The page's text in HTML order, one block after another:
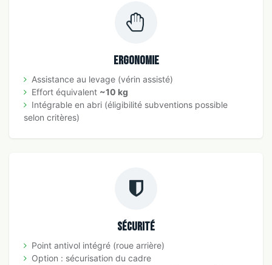
Ergonomie
Assistance au levage (vérin assisté)
Effort équivalent ~10 kg
Intégrable en abri (éligibilité subventions possible
selon critères)
Sécurité
Point antivol intégré (roue arrière)
Option : sécurisation du cadre